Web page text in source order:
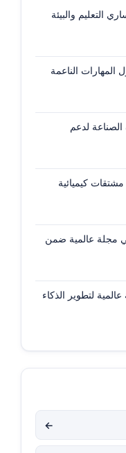
التعليم والبيئة
الناعمة
لدعم
كيميائية
مجلة عالمية ضمن
لتطوير الذكاء
←